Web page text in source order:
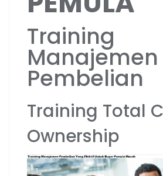
Training
Manajemen
Pembelian
Training Total
Ownership